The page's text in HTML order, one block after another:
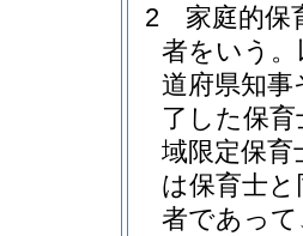
2
家庭的保
者をいう
道府県知
了した保育
域限定保育
は保育士
者であって